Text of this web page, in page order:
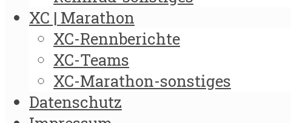
XC | Marathon
XC-Rennberichte
XC-Teams
XC-Marathon-sonstiges
Datenschutz